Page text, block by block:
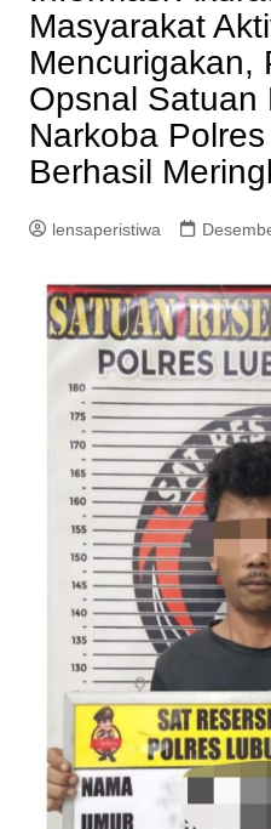
Masyarakat
Mencurigakan,
Opsnal Satuan
Narkoba
Berhasil
lensaperistiwa